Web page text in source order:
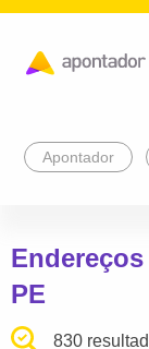
Apontador
PE
830